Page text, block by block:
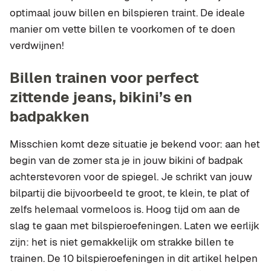
optimaal jouw billen en bilspieren traint. De ideale
manier om vette billen te voorkomen of te doen
verdwijnen!
Billen trainen voor perfect
zittende jeans, bikini’s en
badpakken
Misschien komt deze situatie je bekend voor: aan het
begin van de zomer sta je in jouw bikini of badpak
achterstevoren voor de spiegel. Je schrikt van jouw
bilpartij die bijvoorbeeld te groot, te klein, te plat of
zelfs helemaal vormeloos is. Hoog tijd om aan de
slag te gaan met bilspieroefeningen. Laten we eerlijk
zijn: het is niet gemakkelijk om strakke billen te
trainen. De 10 bilspieroefeningen in dit artikel helpen